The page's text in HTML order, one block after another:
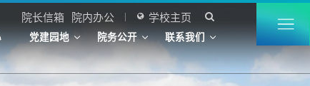
院长信箱 院内办公  学校主页 
党建园地 院务公开 联系我们